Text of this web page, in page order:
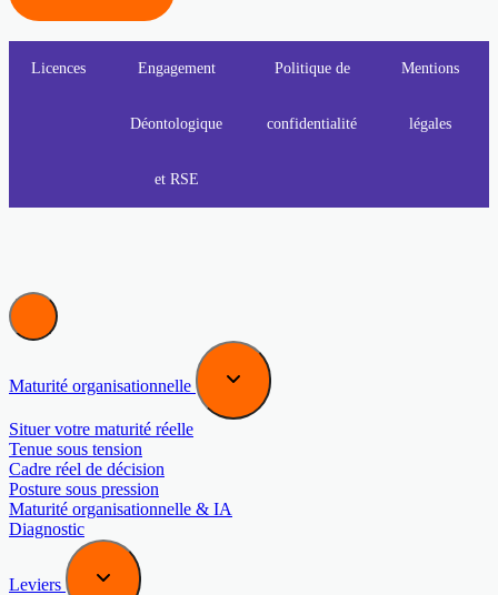
Licences Engagement
Déontologique
et RSE
Politique de
confidentialité
Mentions
légales
Maturité organisationnelle
Situer votre maturité réelle
Tenue sous tension
Cadre réel de décision
Posture sous pression
Maturité organisationnelle & IA
Diagnostic
Leviers